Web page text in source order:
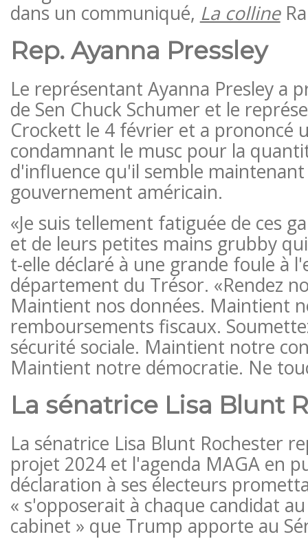
dans un communiqué, La colline
Rep. Ayanna Pressley
Le représentant Ayanna Presley a
de Sen Chuck Schumer et le
Crockett le 4 février et a prononcé
condamnant le musc pour la
d'influence qu'il semble
gouvernement américain.
«Je suis tellement fatiguée de ces
et de leurs petites mains grubby
t-elle déclaré à une grande foule à
département du Trésor. «Rendez
Maintient nos données. Maintient
remboursements fiscaux.
sécurité sociale. Maintient notre
Maintient notre démocratie. Ne
La sénatrice Lisa Blunt
La sénatrice Lisa Blunt Rochester
projet 2024 et l'agenda MAGA en
déclaration à ses électeurs
« s'opposerait à chaque candidat
cabinet » que Trump apporte au